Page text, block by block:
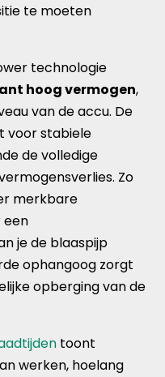
te moeten
technologie
hoog vermogen,
van de accu. De
voor stabiele
de volledige
Zo
merkbare
een
je de blaaspijp
ophangoog zorgt
opberging van de
toont
werken, hoelang